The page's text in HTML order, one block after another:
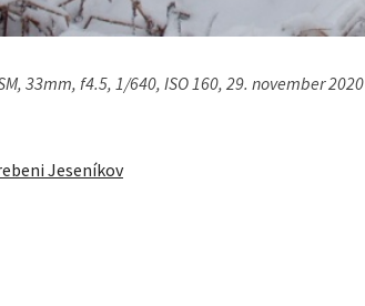
33mm, f4.5, 1/640, ISO 160, 29. november 2020
Jeseníkov